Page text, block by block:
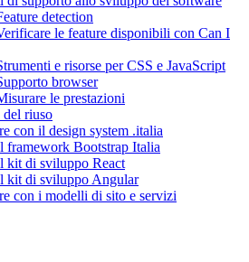
detection
le feature disponibili con Can I
e risorse per CSS e JavaScript
browser
le prestazioni
del riuso
con il design system .italia
framework Bootstrap Italia
kit di sviluppo React
kit di sviluppo Angular
con i modelli di sito e servizi